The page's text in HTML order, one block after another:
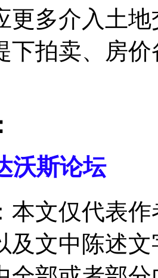
更多介入土
下拍卖、房
沃斯论坛
本文仅代表
及文中陈述